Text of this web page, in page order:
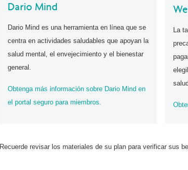
Dario Mind
Dario Mind es una herramienta en línea que se
centra en actividades saludables que apoyan la
salud mental, el envejecimiento y el bienestar
general.
Obtenga más información sobre Dario Mind en
el portal seguro para miembros.
La
Recuerde revisar los materiales de su plan para verificar sus